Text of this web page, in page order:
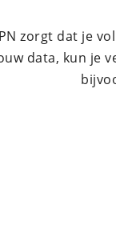
zorgt dat je
data, kun je